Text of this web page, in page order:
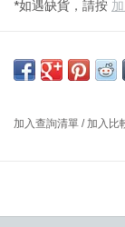
*如遇缺貨，請按
尺寸: 直径150 X
設計師 : CLARA
加入查詢清單 / 加入比